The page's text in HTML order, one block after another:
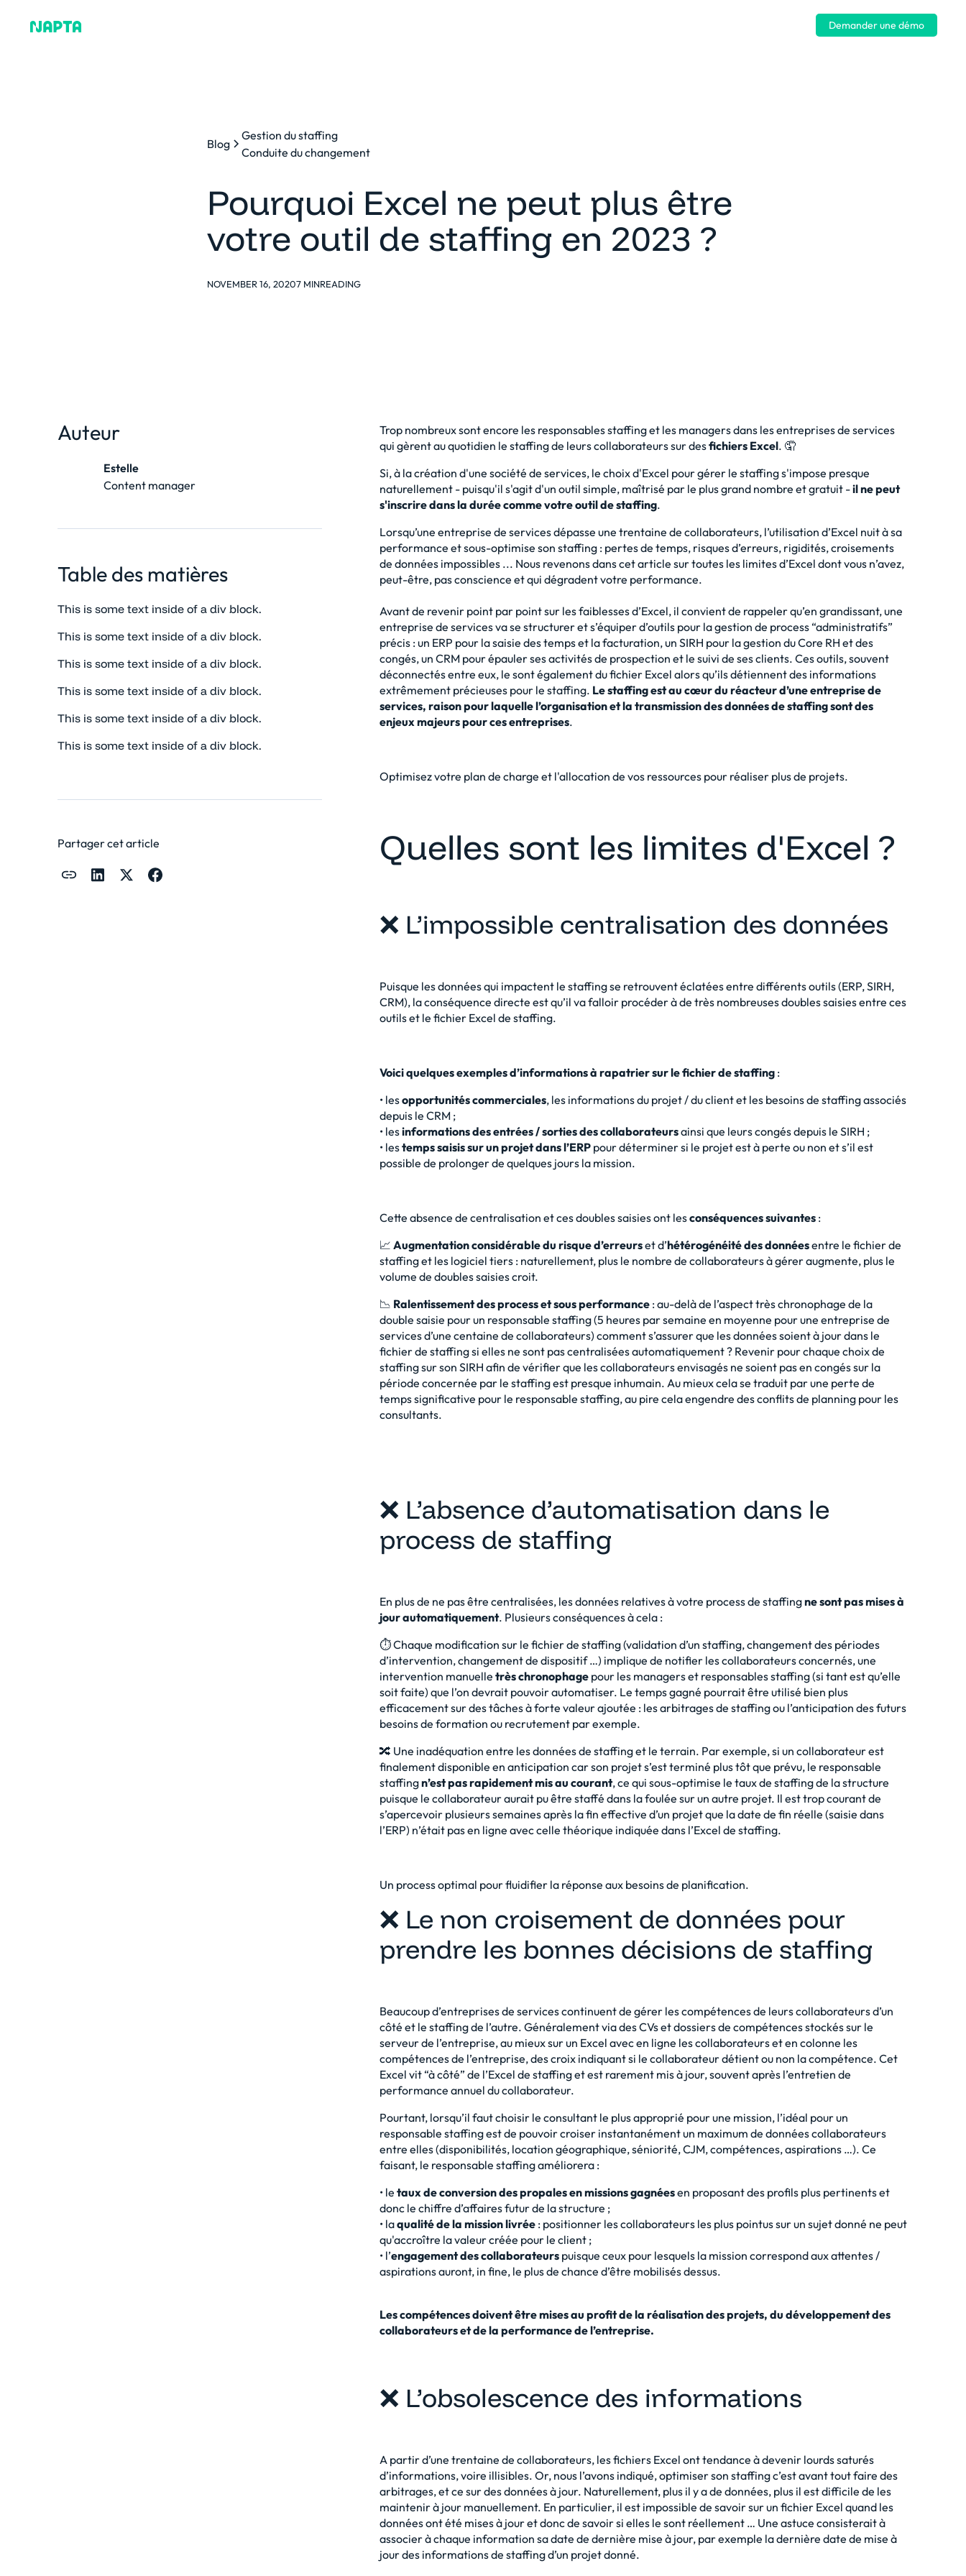
Demander une démo
Blog
Gestion du staffing
Conduite du changement
Pourquoi Excel ne peut plus être
votre outil de staffing en 2023 ?
NOVEMBER 16, 20207 MINREADING
Auteur
Estelle
Content manager
Table des matières
This is some text inside of a div block.
This is some text inside of a div block.
This is some text inside of a div block.
This is some text inside of a div block.
This is some text inside of a div block.
This is some text inside of a div block.
Partager cet article
Trop nombreux sont encore les responsables staffing et les managers dans les entreprises de services
qui gèrent au quotidien le staffing de leurs collaborateurs sur desfichiers Excel. 🤦
Si, à la création d'une société de services, le choix d'Excel pour gérer le staffing s'impose presque
naturellement - puisqu'il s'agit d'un outil simple, maîtrisé par le plus grand nombre et gratuit -il ne peut
s'inscrire dans la durée comme votreoutil de staffing.
Lorsqu’une entreprise de services dépasse une trentaine de collaborateurs, l’utilisation d’Excel nuit à sa
performance et sous-optimise son staffing : pertes de temps, risques d’erreurs, rigidités, croisements
de données impossibles ... Nous revenons dans cet article surtoutes les limites d’Excel dont vous n’avez,
peut-être, pas conscience et qui dégradent votre performance.
Avant de revenir point par point sur les faiblesses d’Excel, il convient de rappeler qu’en grandissant, une
entreprise de services va se structurer et s’équiper d’outils pour la gestion de process “administratifs”
précis : un ERP pour la saisie des temps et la facturation, un SIRH pour la gestion du Core RH et des
congés, un CRM pour épauler ses activités de prospection et le suivi de ses clients. Ces outils, souvent
déconnectés entre eux, le sont également du fichier Excel alors qu’ils détiennent des informations
extrêmement précieuses pour le staffing. Le staffing est au cœur du réacteur d’une entreprise de
services, raison pour laquelle l’organisation et la transmission des données de staffing sont des
enjeux majeurs pour ces entreprises.
Optimisez votre plan de charge et l'allocation de vos ressources pour réaliser plus de projets.
Quelles sont les limites d'Excel ?
❌ L’impossible centralisation des données
Puisque les données qui impactent le staffing se retrouvent éclatées entre différents outils (ERP, SIRH,
CRM), la conséquence directe est qu’il va falloir procéder à de très nombreuses doubles saisies entre ces
outils et le fichier Excel de staffing.
Voici quelques exemples d’informations à rapatrier sur le fichier de staffing :
• lesopportunités commerciales, les informations du projet / du client et les besoins de staffing associés
depuis le CRM ;
• lesinformations des entrées / sorties des collaborateursainsi que leurs congés depuis le SIRH ;
• lestemps saisis sur un projet dans l’ERP pour déterminer si le projet est à perte ou non et s’il est
possible de prolonger de quelques jours la mission.
Cette absence de centralisation et ces doubles saisies ont lesconséquences suivantes :
📈 Augmentation considérable du risque d’erreurset d’hétérogénéité des donnéesentre le fichier de
staffing et les logiciel tiers : naturellement, plus le nombre de collaborateurs à gérer augmente, plus le
volume de doubles saisies croit.
📉 Ralentissement des process et sous performance : au-delà de l’aspect très chronophage de la
double saisie pour un responsable staffing (5 heures par semaine en moyenne pour une entreprise de
services d’une centaine de collaborateurs) comment s’assurer que les données soient à jour dans le
fichier de staffing si elles ne sont pas centralisées automatiquement ? Revenir pour chaque choix de
staffing sur son SIRH afin de vérifier que les collaborateurs envisagés ne soient pas en congés sur la
période concernée par le staffing est presque inhumain. Au mieux cela se traduit par une perte de
temps significative pour le responsable staffing, au pire cela engendre des conflits de planning pour les
consultants.
❌ L’absence d’automatisation dans le
process de staffing
En plus de ne pas être centralisées, les données relatives à votre process de staffingne sont pas mises à
jour automatiquement. Plusieurs conséquences à cela :
⏱ Chaque modification sur le fichier de staffing (validation d’un staffing, changement des périodes
d’intervention, changement de dispositif …) implique de notifier les collaborateurs concernés, une
intervention manuelle très chronophage pour les managers et responsables staffing (si tant est qu’elle
soit faite) que l’on devrait pouvoir automatiser. Le temps gagné pourrait être utilisé bien plus
efficacement sur des tâches à forte valeur ajoutée : les arbitrages de staffing ou l’anticipation des futurs
besoins de formation ou recrutement par exemple.
🔀 Une inadéquation entre les données de staffing et le terrain. Par exemple, si un collaborateur est
finalement disponible en anticipation car son projet s’est terminé plus tôt que prévu, le responsable
staffingn’est pas rapidement mis au courant, ce qui sous-optimise le taux de staffing de la structure
puisque le collaborateur aurait pu être staffé dans la foulée sur un autre projet. Il est trop courant de
s’apercevoir plusieurs semaines après la fin effective d’un projet que la date de fin réelle (saisie dans
l’ERP) n’était pas en ligne avec celle théorique indiquée dans l’Excel de staffing.
Un process optimal pour fluidifier la réponse aux besoins de planification.
❌ Le non croisement de données pour
prendre les bonnes décisions de staffing
Beaucoup d’entreprises de services continuent de gérer les compétences de leurs collaborateurs d’un
côté et le staffing de l’autre. Généralement via des CVs et dossiers de compétences stockés sur le
serveur de l’entreprise, au mieux sur un Excel avec en ligne les collaborateurs et en colonne les
compétences de l’entreprise, des croix indiquant si le collaborateur détient ou non la compétence. Cet
Excel vit “à côté” de l’Excel de staffing et est rarement mis à jour, souvent après l’entretien de
performance annuel du collaborateur.
Pourtant, lorsqu’il faut choisir le consultant le plus approprié pour une mission, l’idéal pour un
responsable staffing est de pouvoir croiser instantanément un maximum de données collaborateurs
entre elles (disponibilités, location géographique, séniorité, CJM, compétences, aspirations …). Ce
faisant, le responsable staffing améliorera :
• le taux de conversion des propales en missions gagnéesen proposant des profils plus pertinents et
donc le chiffre d’affaires futur de la structure ;
• laqualité de la mission livrée : positionner les collaborateurs les plus pointus sur un sujet donné ne peut
qu'accroître la valeur créée pour le client ;
• l’engagement des collaborateurs puisque ceux pour lesquels la mission correspond aux attentes /
aspirations auront, in fine, le plus de chance d’être mobilisés dessus.
Les compétences doivent être mises au profit de la réalisation des projets, du développement des
collaborateurs et de la performance de l’entreprise.
❌ L’obsolescence des informations
A partir d’une trentaine de collaborateurs, les fichiers Excel ont tendance à devenir lourds saturés
d’informations, voire illisibles. Or, nous l’avons indiqué, optimiser son staffing c’est avant tout faire des
arbitrages, et ce sur des données à jour. Naturellement, plus il y a de données, plus il est difficile de les
maintenir à jour manuellement. En particulier, il est impossible de savoir sur un fichier Excel quand les
données ont été mises à jour et donc de savoir si elles le sont réellement … Une astuce consisterait à
associer à chaque information sa date de dernière mise à jour, par exemple la dernière date de mise à
jour des informations de staffing d’un projet donné.